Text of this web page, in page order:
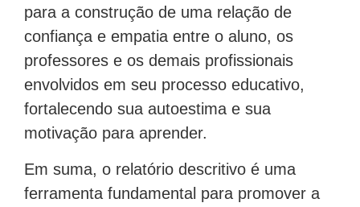
para a construção de uma relação de
confiança e empatia entre o aluno, os
professores e os demais profissionais
envolvidos em seu processo educativo,
fortalecendo sua autoestima e sua
motivação para aprender.
Em suma, o relatório descritivo é uma
ferramenta fundamental para promover a